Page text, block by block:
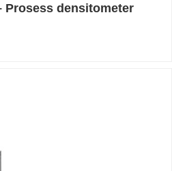
Prosess densitometer